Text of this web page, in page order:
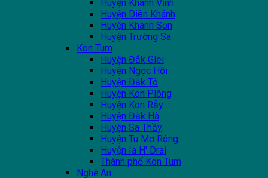
Huyện Khánh Vĩnh
Huyện Diên Khánh
Huyện Khánh Sơn
Huyện Trường Sa
Kon Tum
Huyện Đắk Glei
Huyện Ngọc Hồi
Huyện Đắk Tô
Huyện Kon Plông
Huyện Kon Rẫy
Huyện Đắk Hà
Huyện Sa Thầy
Huyện Tu Mơ Rông
Huyện Ia H' Drai
Thành phố Kon Tum
Nghệ An